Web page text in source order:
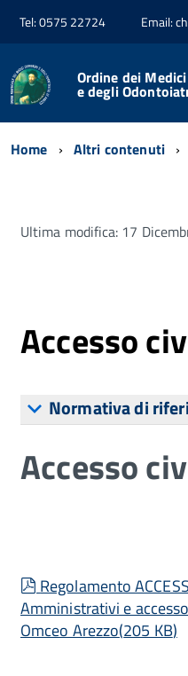
Tel: 0575 22724 Email:
Ordine dei
e degli
Home Altri contenuti
Ultima modifica: 17
Accesso
Normativa di
Accesso
pdf
Regolamento
Amministrativi e
Omceo Arezzo(205 KB)